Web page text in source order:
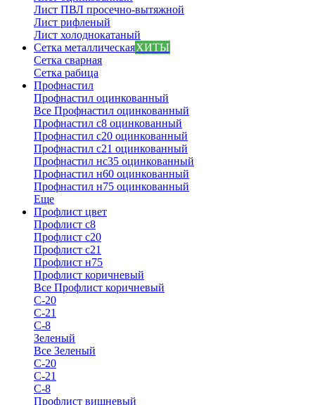
Лист ПВЛ просечно-вытяжной
Лист рифленый
Лист холоднокатаный
Сетка металлическаяХИТЫ
Сетка сварная
Сетка рабица
Профнастил
Профнастил оцинкованный
Все Профнастил оцинкованный
Профнастил с8 оцинкованный
Профнастил с20 оцинкованный
Профнастил с21 оцинкованный
Профнастил нс35 оцинкованный
Профнастил н60 оцинкованный
Профнастил н75 оцинкованный
Еще
Профлист цвет
Профлист с8
Профлист с20
Профлист с21
Профлист н75
Профлист коричневый
Все Профлист коричневый
С-20
С-21
С-8
Зеленый
Все Зеленый
С-20
С-21
С-8
Профлист вишневый